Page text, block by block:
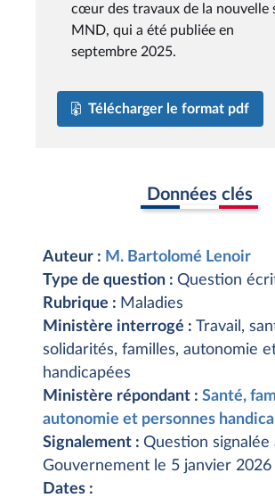
cœur des travaux de la nouvelle
MND, qui a été publiée en
septembre 2025.
Télécharger le format pdf
Données clés
Auteur : M. Bartolomé Lenoir
Type de question : Question
Rubrique : Maladies
Ministère interrogé : Travail,
solidarités, familles, autonomie
handicapées
Ministère répondant : Santé,
autonomie et personnes
Signalement : Question signalée
Gouvernement le 5 janvier 2026
Dates :